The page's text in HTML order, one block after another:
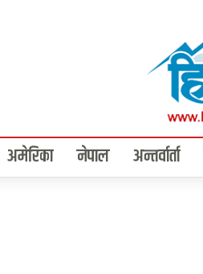
अमेरिका नेपाल अन्तर्वार्ता